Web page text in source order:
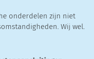
onderdelen zijn niet
Wij wel.